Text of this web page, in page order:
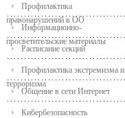
Профилактика
правонарушений в ОО
Информационно-
просветительские материалы
Расписание секций
Профилактика экстремизма и
терроризма
Общение в сети Интернет
Кибербезопасность